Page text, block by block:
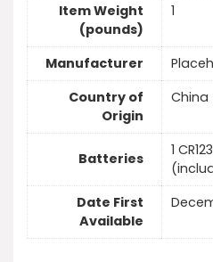
Item Weight
(pounds)
1
Manufacturer
Country of
Origin
China
Batteries
1
Date First
Available